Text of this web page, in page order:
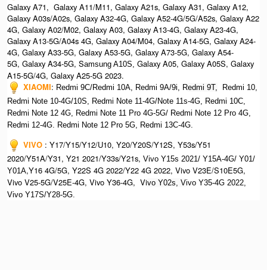
Galaxy A71, Galaxy A11/M11, Galaxy A21s, Galaxy A31, Galaxy A12,
Galaxy A03s/A02s, Galaxy A32-4G, Galaxy A52-4G/5G/A52s, Galaxy A22
4G, Galaxy A02/M02, Galaxy A03, Galaxy A13-4G, Galaxy A23-4G,
Galaxy A13-5G/A04s 4G, Galaxy A04/M04, Galaxy A14-5G, Galaxy A24-
4G, Galaxy A33-5G, Galaxy A53-5G, Galaxy A73-5G, Galaxy A54-
5G, Galaxy A34-5G, Samsung A10S, Galaxy A05, Galaxy A05S, Galaxy
A15-5G/4G, Galaxy A25-5G 2023.
XIAOMI: Redmi 9C/Redmi 10A, Redmi 9A/9i, Redmi 9T,
Redmi 10,
Redmi Note 10-4G/10S, Redmi Note 11-4G/Note 11s-4G, Redmi 10C,
Redmi Note 12 4G,
Redmi Note 11 Pro 4G-5G/ Redmi Note 12 Pro 4G,
Redmi 12-4G.
Redmi Note 12 Pro 5G, Redmi 13C-4G.
VIVO : Y17/Y15/Y12/U10, Y20/Y20S/Y12S, Y53s/Y51
2020/Y51A/Y31, Y21 2021/Y33s/Y21s, Vivo Y15s 2021/ Y15A-4G/ Y01/
Y01A,Y16 4G/5G, Y22S 4G 2022/Y22 4G 2022, Vivo V23E/S10E5G,
Vivo V25-5G/V25E-4G, Vivo Y36-4G, Vivo Y02s, Vivo Y35-4G 2022,
Vivo Y17S/Y28-5G.